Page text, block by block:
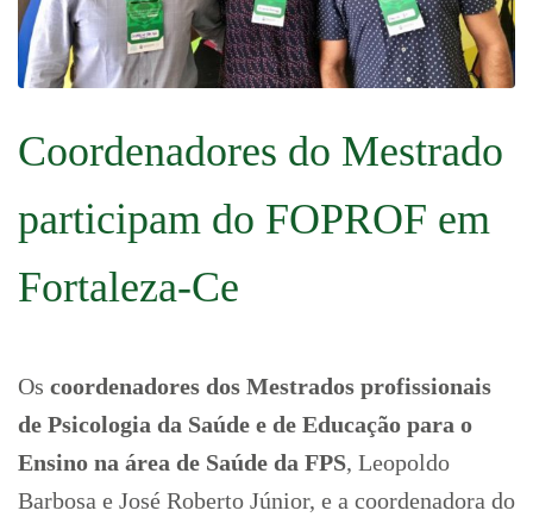
Coordenadores do Mestrado
participam do FOPROF em
Fortaleza-Ce
Os coordenadores dos Mestrados profissionais
de Psicologia da Saúde e de Educação para o
Ensino na área de Saúde da FPS, Leopoldo
Barbosa e José Roberto Júnior, e a coordenadora do